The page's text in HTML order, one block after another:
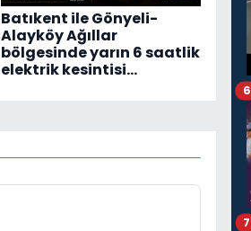
Batıkent ile Gönyeli-
Alayköy Ağıllar
bölgesinde yarın 6 saatlik
elektrik kesintisi…
6
7